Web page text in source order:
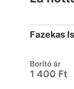
Fazekas
Borító ár
1 400 Ft